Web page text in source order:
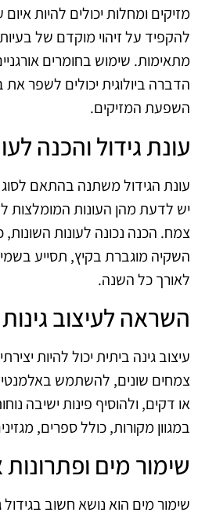
מזיקים ומחלות יכולים להיות
להקפיד על זיהוי מוקדם של
מתאימות. שימוש בחומרים
הדברה ביולוגית יכולים לשפר
השפעת המזיקים.
עונת גידול והכנה
עונת הגידול משתנה בהתאם
יש לדעת מהן העונות המומלצות
צמח. הכנה נכונה לעונות השונות,
השקיה מוגברת בקיץ, תסייע
לאורך כל השנה.
השראה לעיצוב גינות
עיצוב גינה ביתית יכול להיות
צמחים שונים, להשתמש
או דקים, ולהוסיף פינות ישיבה
במגוון מקורות, כולל ספרים,
שימור מים ופתרונות
שימור מים הוא נושא חשוב בגידול